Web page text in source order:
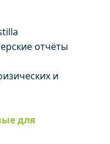
отчёты
и
для